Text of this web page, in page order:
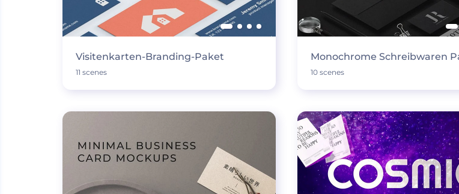
Visitenkarten-Branding-Paket
11 scenes
Monochrome Schreibwaren
10 scenes